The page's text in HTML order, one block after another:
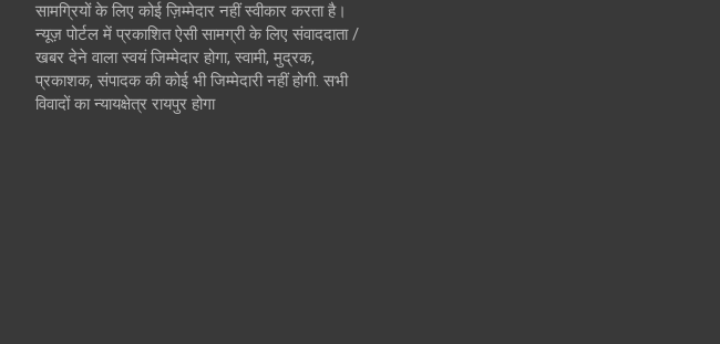
सामग्रियों के लिए कोई ज़िम्मेदार नहीं स्वीकार करता है।
न्यूज़ पोर्टल में प्रकाशित ऐसी सामग्री के लिए संवाददाता /
खबर देने वाला स्वयं जिम्मेदार होगा, स्वामी, मुद्रक,
प्रकाशक, संपादक की कोई भी जिम्मेदारी नहीं होगी. सभी
विवादों का न्यायक्षेत्र रायपुर होगा